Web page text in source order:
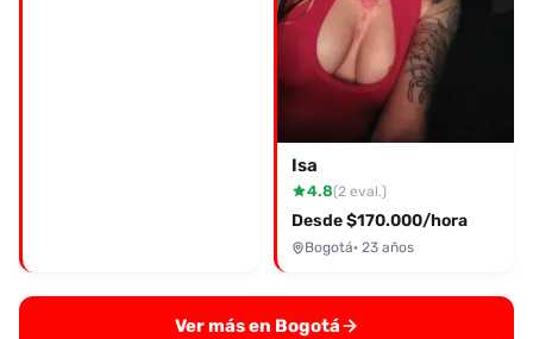
Isa
4.8(2 eval.)
Desde $170.000/hora
Bogotá· 23 años
Ver más en Bogotá